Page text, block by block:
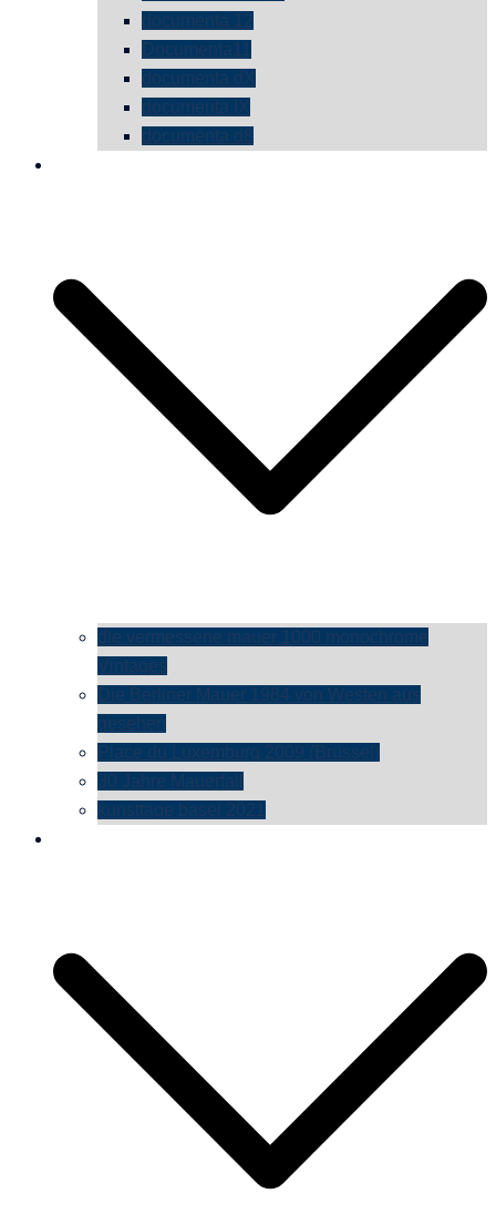
documenta 12
Documenta11
documenta dX
documenta IX
documenta d8
die vermessene mauer 1000 monochrome
Vintages
Die Berliner Mauer 1984 von Westen aus
gesehen
Place du Luxemburg 2009 (Brüssel)
30 Jahre Mauerfall
kunsttage basel 2021